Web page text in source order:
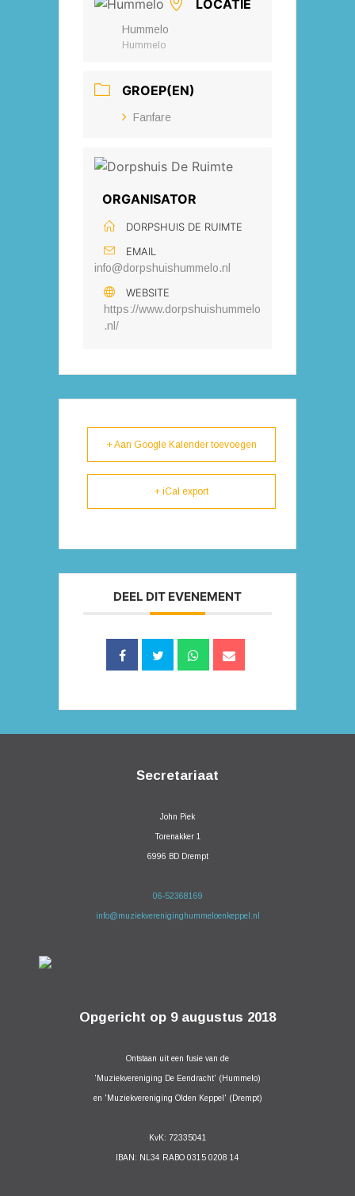
LOCATIE
Hummelo
Hummelo
GROEP(EN)
Fanfare
ORGANISATOR
DORPSHUIS DE RUIMTE
EMAIL
info@dorpshuishummelo.nl
WEBSITE
https://www.dorpshuishummelo
.nl/
+ Aan Google Kalender toevoegen
+ iCal export
DEEL DIT EVENEMENT
Secretariaat
John Piek
Torenakker 1
6996 BD Drempt
06-52368169
info@muziekvereniginghummeloenkeppel.nl
Opgericht op 9 augustus 2018
Ontstaan uit een fusie van de
'Muziekvereniging De Eendracht' (Hummelo)
en 'Muziekvereniging Olden Keppel' (Drempt)
KvK: 72335041
IBAN: NL34 RABO 0315 0208 14